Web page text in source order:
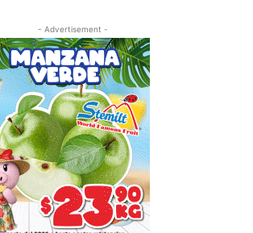
- Advertisement -